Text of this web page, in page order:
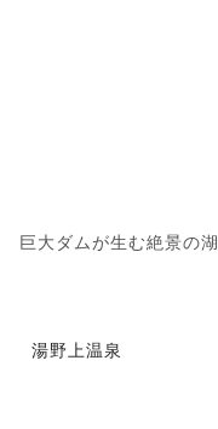
巨大ダムが生む絶景の湖
湯野上温泉